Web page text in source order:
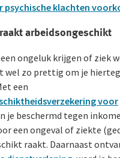
psychische klachten
arbeidsongeschikt
ongeluk krijgen of ziek
wel zo prettig om je
een
voor
je beschermd tegen
een ongeval of ziekte
raakt. Daarnaast